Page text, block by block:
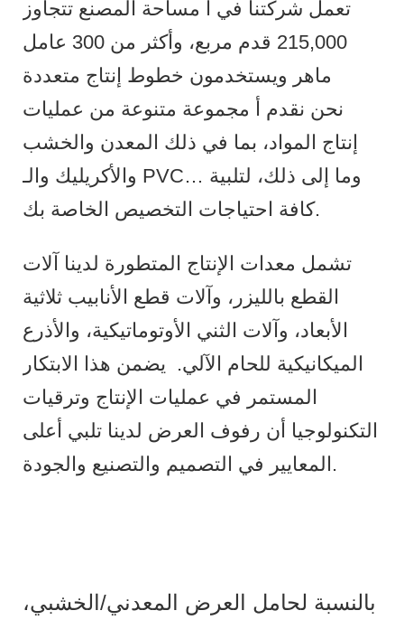
تعمل شركتنا في أ مساحة المصنع تتجاوز
215,000 قدم مربع، وأكثر من 300 عامل
نحن نقدم أ مجموعة متنوعة من عمليات
إنتاج المواد، بما في ذلك المعدن والخشب
والأكريليك والـ PVC… وما إلى ذلك، لتلبية
كافة احتياجات التخصيص الخاصة بك.
تشمل معدات الإنتاج المتطورة لدينا آلات
القطع بالليزر، وآلات قطع الأنابيب ثلاثية
الأبعاد، وآلات الثني الأوتوماتيكية، والأذرع
الميكانيكية للحام الآلي. يضمن هذا الابتكار
المستمر في عمليات الإنتاج وترقيات
التكنولوجيا أن رفوف العرض لدينا تلبي أعلى
المعايير في التصميم والتصنيع والجودة.
بالنسبة لحامل العرض المعدني/الخشبي،